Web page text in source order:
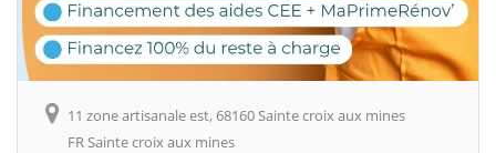
11 zone artisanale est, 68160 Sainte croix aux mines
FR Sainte croix aux mines